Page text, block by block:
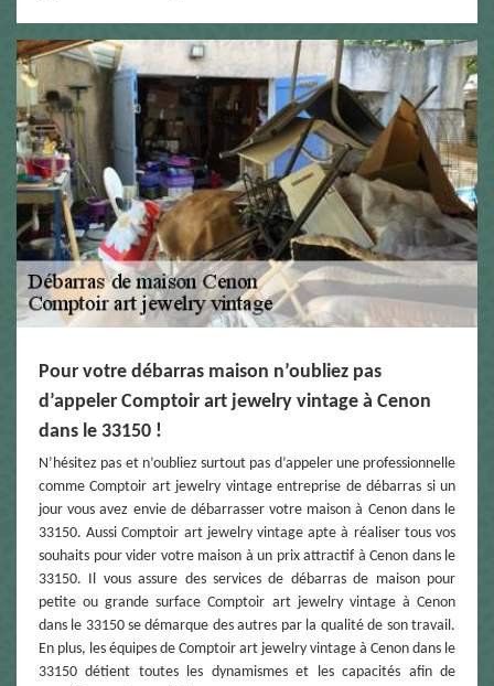
Pour votre débarras maison n’oubliez pas
d’appeler Comptoir art jewelry vintage à Cenon
dans le 33150 !
N’hésitez pas et n’oubliez surtout pas d’appeler une professionnelle
comme Comptoir art jewelry vintage entreprise de débarras si un
jour vous avez envie de débarrasser votre maison à Cenon dans le
33150. Aussi Comptoir art jewelry vintage apte à réaliser tous vos
souhaits pour vider votre maison à un prix attractif à Cenon dans le
33150. Il vous assure des services de débarras de maison pour
petite ou grande surface Comptoir art jewelry vintage à Cenon
dans le 33150 se démarque des autres par la qualité de son travail.
En plus, les équipes de Comptoir art jewelry vintage à Cenon dans le
33150 détient toutes les dynamismes et les capacités afin de